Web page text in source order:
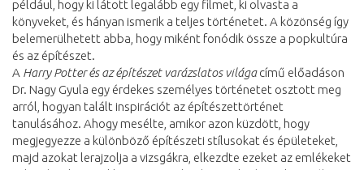
például, hogy ki látott legalább egy filmet, ki olvasta a
könyveket, és hányan ismerik a teljes történetet. A közönség így
belemerülhetett abba, hogy miként fonódik össze a popkultúra
és az építészet.
A Harry Potter és az építészet varázslatos világacímű előadáson
Dr. Nagy Gyula egy érdekes személyes történetet osztott meg
arról, hogyan talált inspirációt az építészettörténet
tanulásához. Ahogy mesélte, amikor azon küzdött, hogy
megjegyezze a különböző építészeti stílusokat és épületeket,
majd azokat lerajzolja a vizsgákra, elkezdte ezeket az emlékeket